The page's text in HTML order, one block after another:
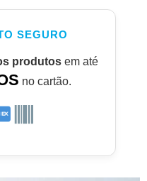
SEGURO
produtosem até
no cartão.